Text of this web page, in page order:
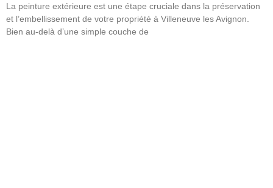
La peinture extérieure est une étape cruciale dans la préservation
et l’embellissement de votre propriété à Villeneuve les Avignon.
Bien au-delà d’une simple couche de